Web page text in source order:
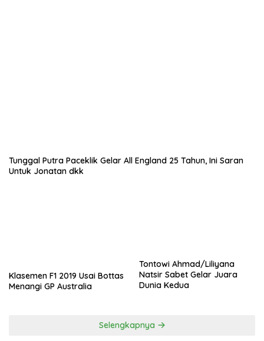
Tunggal Putra Paceklik Gelar All England 25 Tahun, Ini Saran
Untuk Jonatan dkk
Klasemen F1 2019 Usai Bottas
Menangi GP Australia
Tontowi Ahmad/Liliyana
Natsir Sabet Gelar Juara
Dunia Kedua
Selengkapnya